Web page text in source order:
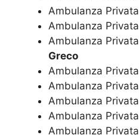
Ambulanza Privata
Ambulanza Privata
Ambulanza Privata
Greco
Ambulanza Privata
Ambulanza Privata
Ambulanza Privata
Ambulanza Privata
Ambulanza Privata